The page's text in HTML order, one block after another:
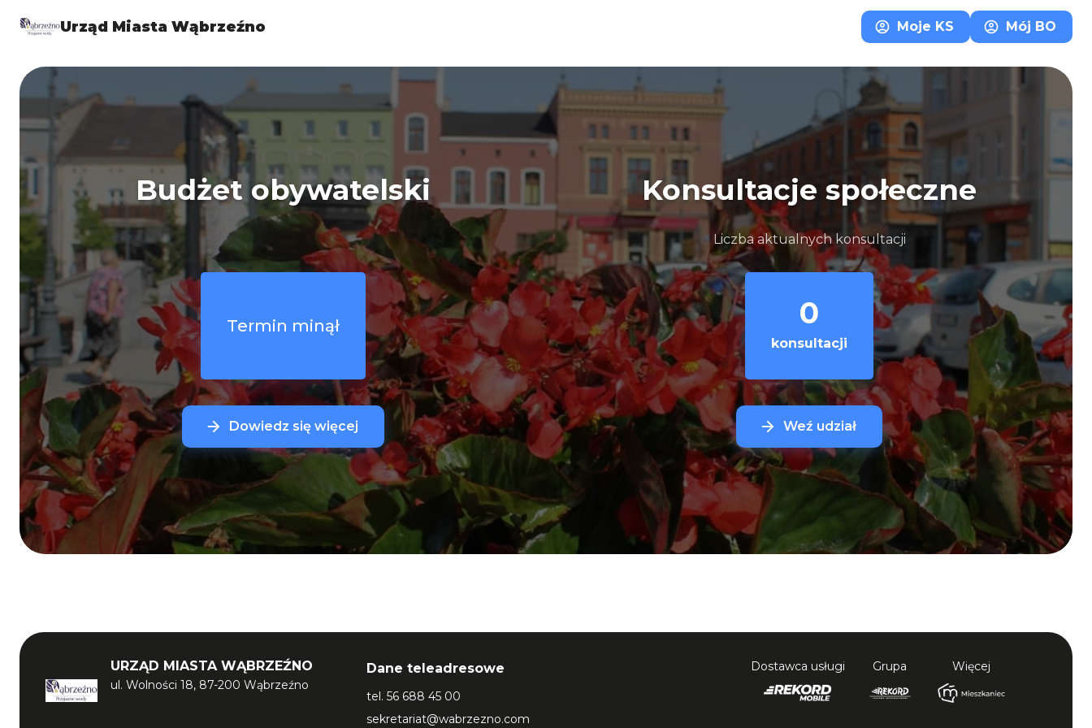
Urząd Miasta Wąbrzeźno Moje KS Mój BO
Budżet obywatelski
Termin minął
Dowiedz się więcej
Konsultacje społeczne
Liczba aktualnych konsultacji
0
konsultacji
Weź udział
URZĄD MIASTA WĄBRZEŹNO
ul. Wolności 18, 87-200 Wąbrzeźno
Dane teleadresowe
tel. 56 688 45 00
sekretariat@wabrzezno.com
Dostawca usługi Grupa Więcej